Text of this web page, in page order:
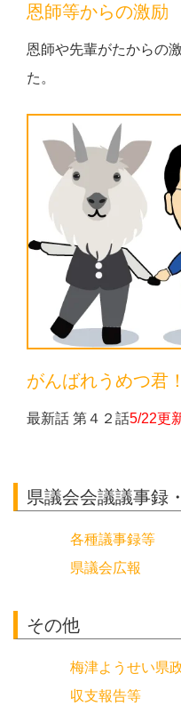
恩師等からの激励
恩師や先輩がたからの
た。
がんばれうめつ君
最新話 第４２話5/22更
県議会会議議事録
各種議事録等
県議会広報
その他
梅津ようせい県
収支報告等